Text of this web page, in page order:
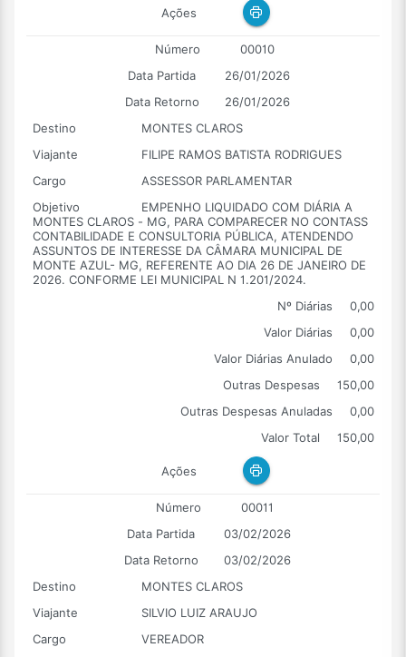
Ações
Número
00010
Data Partida
26/01/2026
Data Retorno
26/01/2026
Destino
MONTES CLAROS
Viajante
FILIPE RAMOS BATISTA RODRIGUES
Cargo
ASSESSOR PARLAMENTAR
Objetivo
EMPENHO LIQUIDADO COM DIÁRIA A
MONTES CLAROS - MG, PARA COMPARECER NO CONTASS
CONTABILIDADE E CONSULTORIA PÚBLICA, ATENDENDO
ASSUNTOS DE INTERESSE DA CÂMARA MUNICIPAL DE
MONTE AZUL- MG, REFERENTE AO DIA 26 DE JANEIRO DE
2026. CONFORME LEI MUNICIPAL N 1.201/2024.
Nº Diárias
0,00
Valor Diárias
0,00
Valor Diárias Anulado
0,00
Outras Despesas
150,00
Outras Despesas Anuladas
0,00
Valor Total
150,00
Ações
Número
00011
Data Partida
03/02/2026
Data Retorno
03/02/2026
Destino
MONTES CLAROS
Viajante
SILVIO LUIZ ARAUJO
Cargo
VEREADOR